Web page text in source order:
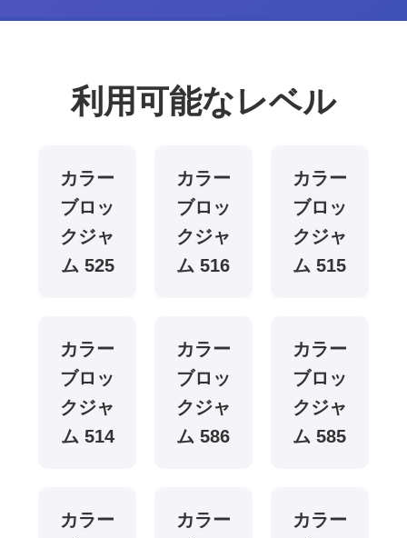
利用可能なレベル
カラー
ブロッ
クジャ
ム 525
カラー
ブロッ
クジャ
ム 516
カラー
ブロッ
クジャ
ム 515
カラー
ブロッ
クジャ
ム 514
カラー
ブロッ
クジャ
ム 586
カラー
ブロッ
クジャ
ム 585
カラー
カラー
カラー